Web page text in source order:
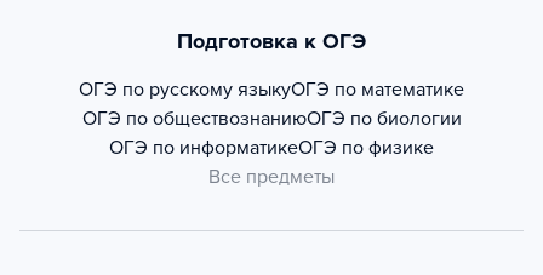
Подготовка к ОГЭ
ОГЭ по русскому языкуОГЭ по математике
ОГЭ по обществознаниюОГЭ по биологии
ОГЭ по информатикеОГЭ по физике
Все предметы